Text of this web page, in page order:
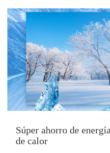
Súper ahorro de
de calor